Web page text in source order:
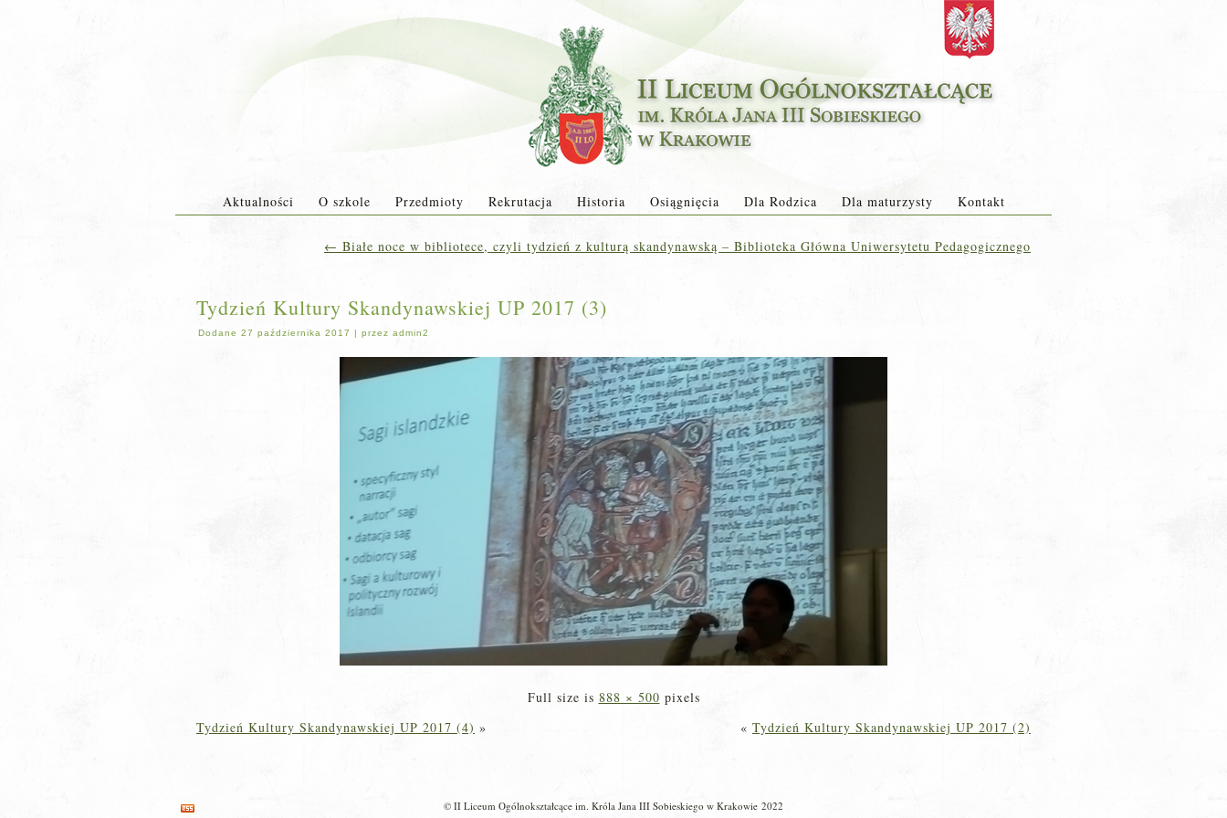
Aktualności O szkole Przedmioty Rekrutacja Historia Osiągnięcia Dla Rodzica Dla maturzysty Kontakt
← Białe noce w bibliotece, czyli tydzień z kulturą skandynawską – Biblioteka Główna Uniwersytetu Pedagogicznego
Tydzień Kultury Skandynawskiej UP 2017 (3)
Dodane 27 października 2017 | przez admin2
Full size is 888 × 500 pixels
Tydzień Kultury Skandynawskiej UP 2017 (4) » « Tydzień Kultury Skandynawskiej UP 2017 (2)
© II Liceum Ogólnokształcące im. Króla Jana III Sobieskiego w Krakowie 2022